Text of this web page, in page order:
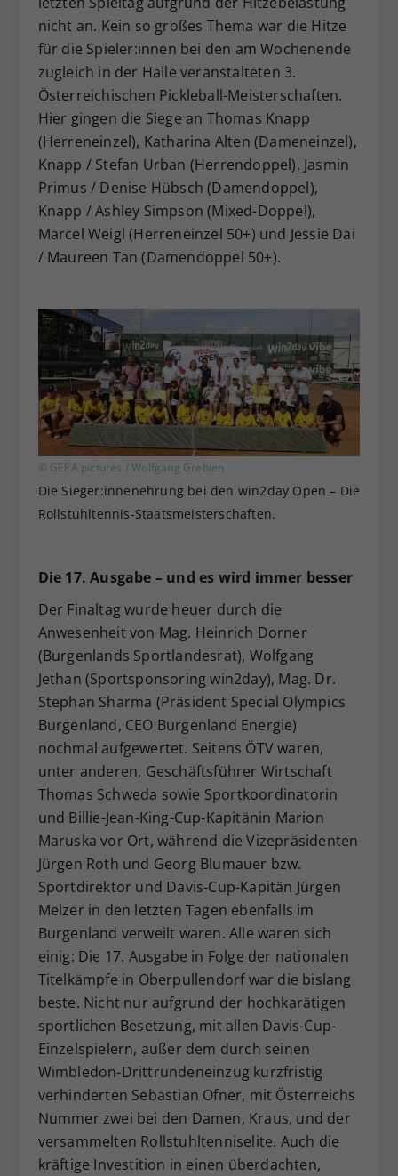
nicht an. Kein so großes Thema war die Hitze
für die Spieler:innen bei den am Wochenende
zugleich in der Halle veranstalteten 3.
Österreichischen Pickleball-Meisterschaften.
Hier gingen die Siege an Thomas Knapp
(Herreneinzel), Katharina Alten (Dameneinzel),
Knapp / Stefan Urban (Herrendoppel), Jasmin
Primus / Denise Hübsch (Damendoppel),
Knapp / Ashley Simpson (Mixed-Doppel),
Marcel Weigl (Herreneinzel 50+) und Jessie Dai
/ Maureen Tan (Damendoppel 50+).
© GEPA pictures / Wolfgang Grebien
Die Sieger:innenehrung bei den win2day Open – Die
Rollstuhltennis-Staatsmeisterschaften.
Die 17. Ausgabe – und es wird immer besser
Der Finaltag wurde heuer durch die
Anwesenheit von Mag. Heinrich Dorner
(Burgenlands Sportlandesrat), Wolfgang
Jethan (Sportsponsoring win2day), Mag. Dr.
Stephan Sharma (Präsident Special Olympics
Burgenland, CEO Burgenland Energie)
nochmal aufgewertet. Seitens ÖTV waren,
unter anderen, Geschäftsführer Wirtschaft
Thomas Schweda sowie Sportkoordinatorin
und Billie-Jean-King-Cup-Kapitänin Marion
Maruska vor Ort, während die Vizepräsidenten
Jürgen Roth und Georg Blumauer bzw.
Sportdirektor und Davis-Cup-Kapitän Jürgen
Melzer in den letzten Tagen ebenfalls im
Burgenland verweilt waren. Alle waren sich
einig: Die 17. Ausgabe in Folge der nationalen
Titelkämpfe in Oberpullendorf war die bislang
beste. Nicht nur aufgrund der hochkarätigen
sportlichen Besetzung, mit allen Davis-Cup-
Einzelspielern, außer dem durch seinen
Wimbledon-Drittrundeneinzug kurzfristig
verhinderten Sebastian Ofner, mit Österreichs
Nummer zwei bei den Damen, Kraus, und der
versammelten Rollstuhltenniselite. Auch die
kräftige Investition in einen überdachten,